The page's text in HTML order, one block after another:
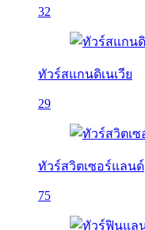
32
ทัวร์สแกนดิเนเวีย
29
ทัวร์สวิตเซอร์แลนด์
75